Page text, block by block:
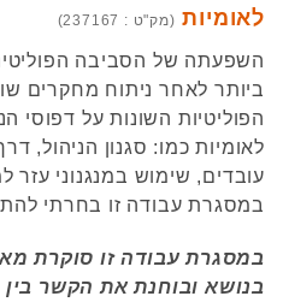
לאומיות (מק"ט : 237167)
השפעתה של הסביבה
ביותר לאחר ניתוח מחקרים
הפוליטיות השונות על דפוסי
לאומיות כמו: סגנון הניהול,
עובדים, שימוש במנגנוני
במסגרת עבודה זו בחרתי
במסגרת עבודה זו סוקרת
בנושא ובוחנת את הקשר בין